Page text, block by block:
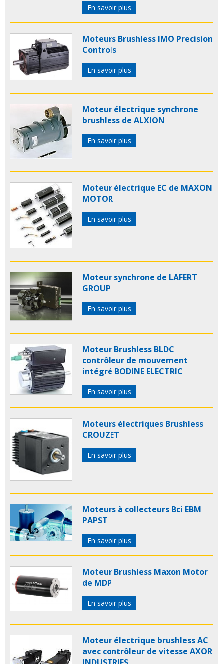
En savoir plus
Moteurs Brushless IMO Precision
Controls
En savoir plus
Moteur électrique synchrone
brushless de ALXION
En savoir plus
Moteur électrique EC de MAXON
MOTOR
En savoir plus
Moteur synchrone de LAFERT
GROUP
En savoir plus
Moteur Brushless BLDC
contrôleur de mouvement
intégré BODINE ELECTRIC
En savoir plus
Moteurs électriques Brushless
CROUZET
En savoir plus
Moteurs à collecteurs Bci EBM
PAPST
En savoir plus
Moteur Brushless Maxon Motor
de MDP
En savoir plus
Moteur électrique brushless AC
avec contrôleur de vitesse AXOR